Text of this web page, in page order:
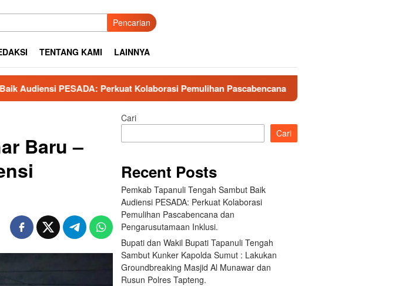
Pencarian
TENTANG KAMI LAINNYA
Perkuat Kolaborasi Pemulihan Pascabencana dan Pengarusutamaan Inklusi.
Baru –
Cari
Cari
Recent Posts
Pemkab Tapanuli Tengah Sambut Baik
Audiensi PESADA: Perkuat Kolaborasi
Pemulihan Pascabencana dan
Pengarusutamaan Inklusi.
Bupati dan Wakil Bupati Tapanuli Tengah
Sambut Kunker Kapolda Sumut : Lakukan
Groundbreaking Masjid Al Munawar dan
Rusun Polres Tapteng.